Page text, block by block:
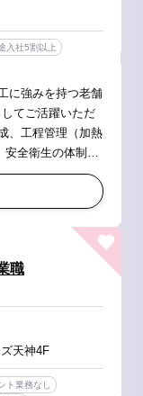
入社5割以上
に強みを持つ老舗
てご活躍いただ
安全衛生の体制構
見直しや材料ロ
職
天神4F
ト業務なし